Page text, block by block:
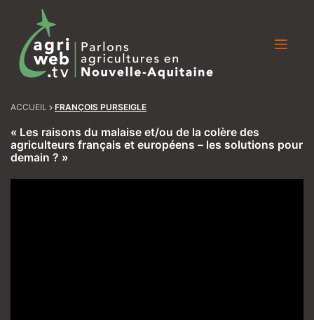
ACCUEIL FRANÇOIS PURSEIGLE
« Les raisons du malaise et/ou de la colère des
agriculteurs français et européens – les solutions pour
demain ? »